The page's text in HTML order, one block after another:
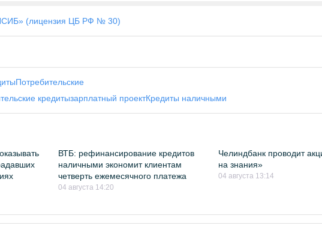
(лицензия ЦБ РФ № 30)
Потребительские
кредитызарплатный проектКредиты наличными
ВТБ: рефинансирование кредитов
наличными экономит клиентам
четверть ежемесячного платежа
04 августа 14:20
Челиндбанк проводит
на знания»
04 августа 13:14